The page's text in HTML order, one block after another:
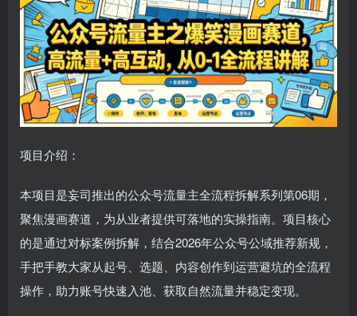
项目介绍：
本项目是妄司推出的公众号流量主全流程拆解系列第06期，
聚焦漫画赛道，为从业者提供可落地的实操指南。项目核心
的是通过对标案例拆解，结合2026年公众号公域推荐新规，
手把手教大家从起号、选题、内容创作到运营避坑的全流程
操作，助力账号快速入池、获取自然流量并稳定变现。